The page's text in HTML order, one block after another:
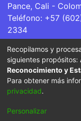
Pance, Cali -
Teléfono: +57
2334
La Universidad
Superior que se
por parte del
Cookie
Recopilamos y
siguientes propósitos:
Reconocimiento y
Para obtener más
privacidad.
Personalizar